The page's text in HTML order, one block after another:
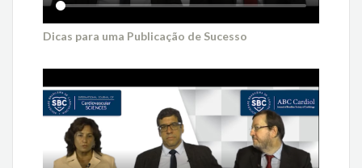
Dicas para uma Publicação de Sucesso